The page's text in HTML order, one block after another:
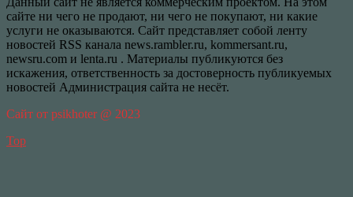
сайте ни чего не продают, ни чего не покупают, ни какие
услуги не оказываются. Сайт представляет собой ленту
новостей RSS канала news.rambler.ru, kommersant.ru,
newsru.com и lenta.ru . Материалы публикуются без
искажения, ответственность за достоверность публикуемых
новостей Администрация сайта не несёт.
Сайт от psikhoter @ 2023
Top